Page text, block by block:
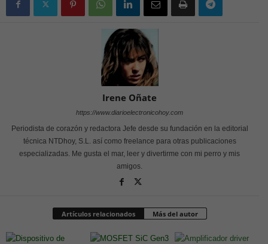
Irene Oñate
https://www.diarioelectronicohoy.com
Periodista de corazón y redactora Jefe desde su fundación en la editorial
técnica NTDhoy, S.L. así como freelance para otras publicaciones
especializadas. Me gusta el mar, leer y divertirme con mi perro y mis
amigos.
Artículos relacionados Más del autor